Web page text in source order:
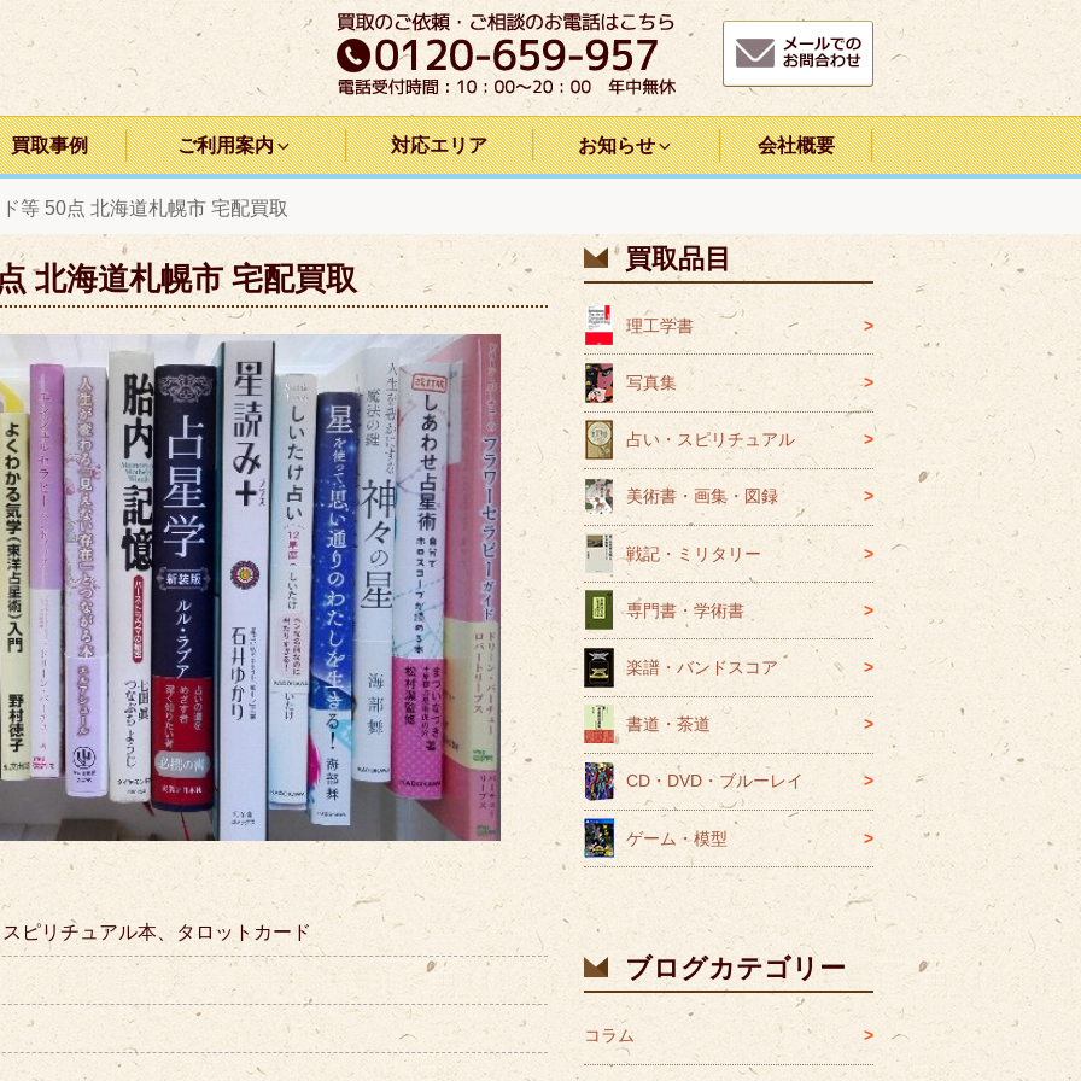
買取事例 ご利用案内 対応エリア お知らせ 会社概要
等 50点 北海道札幌市 宅配買取
北海道札幌市 宅配買取
ピリチュアル本、タロットカード
買取品目
理工学書
写真集
占い・スピリチュアル
美術書・画集・図録
戦記・ミリタリー
専門書・学術書
楽譜・バンドスコア
書道・茶道
CD・DVD・ブルーレイ
ゲーム・模型
ブログカテゴリー
コラム